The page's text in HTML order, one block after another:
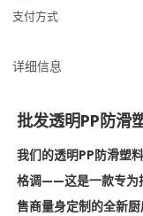
支付方式
详细信息
批发透明PP防滑
我们的透明PP防滑塑
格调——这是一款专为
售商量身定制的全新